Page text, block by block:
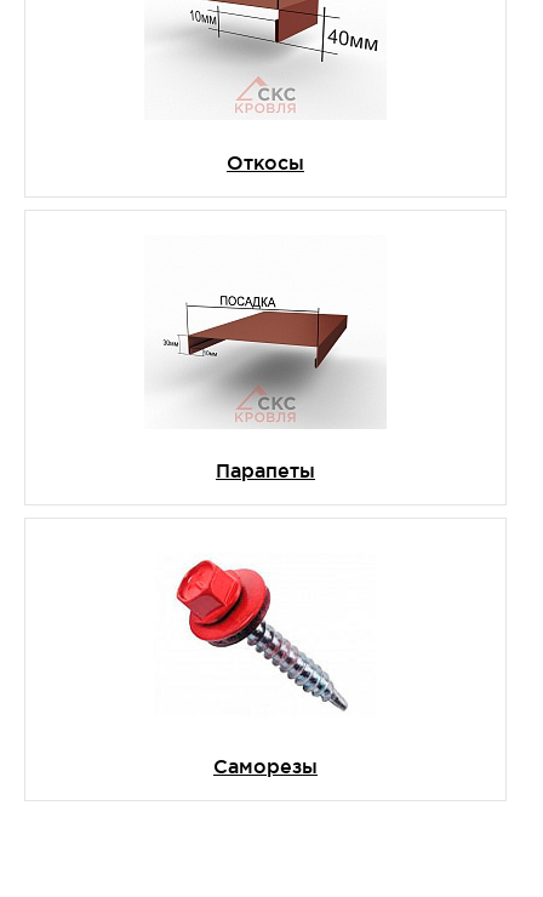
Откосы
Парапеты
Саморезы